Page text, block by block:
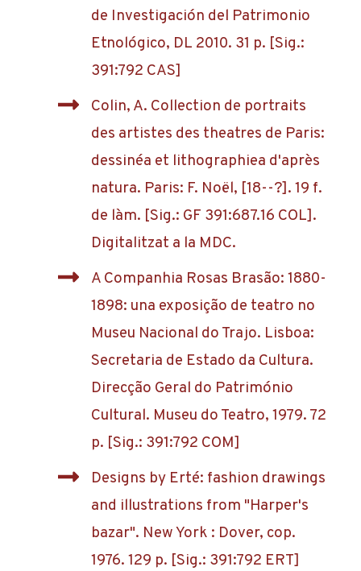
de Investigación del Patrimonio
Etnológico, DL 2010. 31 p. [Sig.:
391:792 CAS]
Colin, A. Collection de portraits
des artistes des theatres de Paris:
dessinéa et lithographiea d'après
natura. Paris: F. Noël, [18--?]. 19 f.
de làm. [Sig.: GF 391:687.16 COL].
Digitalitzat a la MDC.
A Companhia Rosas Brasão: 1880-
1898: una exposição de teatro no
Museu Nacional do Trajo. Lisboa:
Secretaria de Estado da Cultura.
Direcção Geral do Património
Cultural. Museu do Teatro, 1979. 72
p. [Sig.: 391:792 COM]
Designs by Erté: fashion drawings
and illustrations from "Harper's
bazar". New York : Dover, cop.
1976. 129 p. [Sig.: 391:792 ERT]